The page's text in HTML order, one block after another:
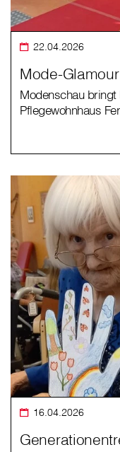
22.04.2026
Mode-
Modenschau
Pflegewohnhaus
16.04.2026